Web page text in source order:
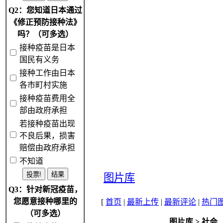
Q2：您知道日本通过
《修正预防接种法》
吗？（可多选）
接种疫苗是日本
国民有义务
接种工作由日本
各市町村实施
接种疫苗费用全
部由政府承担
若接种疫苗出现
不良后果，损害
赔偿由政府承担
不知道
Q3：针对新冠疫苗，
您愿意接种哪里的
（可多选）
图片库
[ 首页 | 最新上传 | 最新评论 | 热门